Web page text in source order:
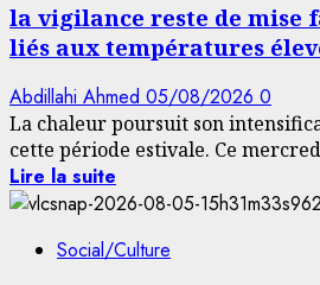
la vigilance reste de mise
liés aux températures
Abdillahi Ahmed 05/08/2026 0
La chaleur poursuit son
cette période estivale. Ce
Lire la suite
Social/Culture